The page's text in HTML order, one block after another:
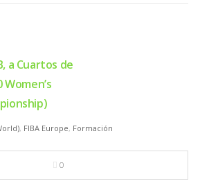
a Cuartos de
Women’s
, FIBA Europe, Formación
0